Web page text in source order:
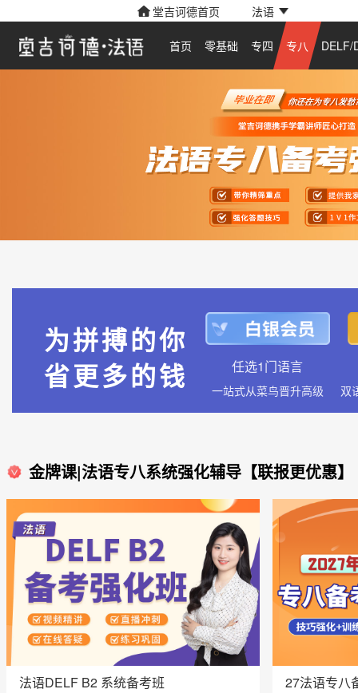
堂吉诃德首页 法语
首页 零基础 专四 专八 DELF/
为拼搏的你
省更多的钱
任选1门语言
一站式从菜鸟晋升高级
金牌课|法语专八系统强化辅导【联报更优惠】
法语DELF B2 系统备考班 27法语专八